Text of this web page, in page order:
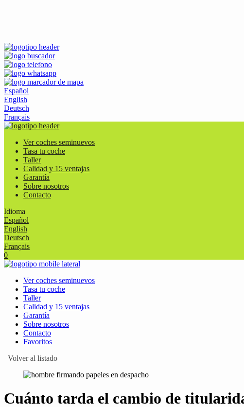
Español
English
Deutsch
Français
Ver coches seminuevos
Tasa tu coche
Taller
Calidad y 15 ventajas
Garantía
Sobre nosotros
Contacto
Idioma
Español
English
Deutsch
Français
0
Ver coches seminuevos
Tasa tu coche
Taller
Calidad y 15 ventajas
Garantía
Sobre nosotros
Contacto
Favoritos
Volver al listado
Cuánto tarda el cambio de